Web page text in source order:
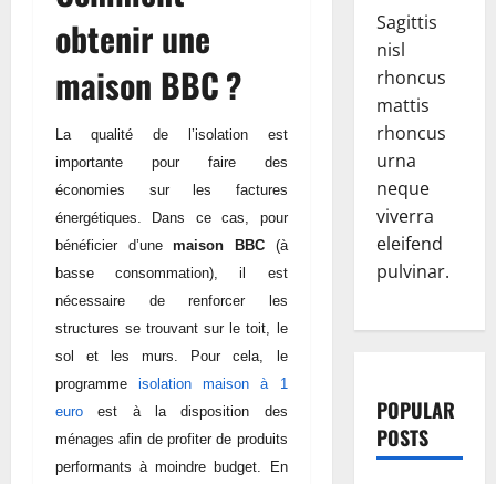
obtenir une
maison BBC ?
La qualité de l’isolation est
importante pour faire des
économies sur les factures
énergétiques. Dans ce cas, pour
bénéficier d’unemaison BBC(à
basse consommation), il est
nécessaire de renforcer les
structures se trouvant sur le toit, le
sol et les murs. Pour cela,
le
programmeisolation maison à 1
euro est à la disposition des
ménages afin de profiter de produits
performants à moindre budget. En
Sagittis
nisl
rhoncus
mattis
rhoncus
urna
neque
viverra
eleifend
pulvinar.
POPULAR
POSTS